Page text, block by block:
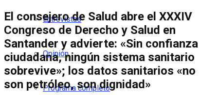
Entrevistas
Opinión
Programa completo
El consejero de Salud abre el XXXIV
Congreso de Derecho y Salud en
Santander y advierte: «Sin confianza
ciudadana, ningún sistema sanitario
sobrevive»; los datos sanitarios «no
son petróleo, son dignidad»